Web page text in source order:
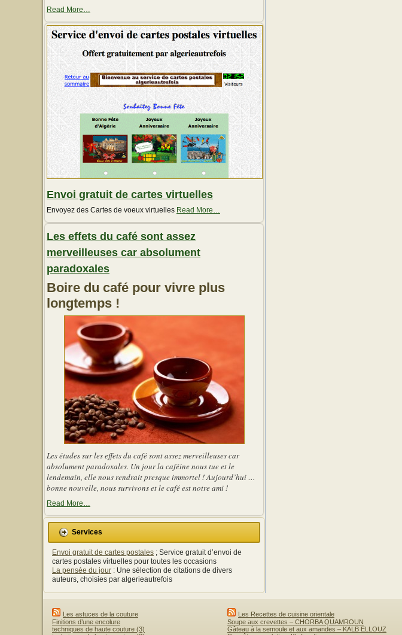
Read More
photographe
d’autrefois »
…
Envoi gratuit de cartes virtuelles
Envoyez des Cartes de voeux virtuelles Read More
gratuit
…
Les effets du café sont assez
merveilleuses car absolument
paradoxales
Boire du café pour vivre plus
longtemps !
Les études sur les effets du café sont assez merveilleuses car
absolument paradoxales. Un jour la caféine nous tue et le
lendemain, elle nous rendrait presque immortel ! Aujourd’hui …
bonne nouvelle, nous survivons et le café est notre ami !
Read More
effets
du
café
sont
assez
merveilleuses
car
absolument
…
Services
Envoi gratuit de cartes postales ; Service gratuit d’envoi de
cartes postales virtuelles pour toutes les occasions
La pensée du jour : Une sélection de citations de divers
auteurs, choisies par algerieautrefois
Les astuces de la couture
Finitions d’une encolure
techniques de haute couture (3)
Les Recettes de cuisine orientale
Soupe aux crevettes – CHORBA QUAMROUN
Gâteau à la semoule et aux amandes – KALB ELLOUZ